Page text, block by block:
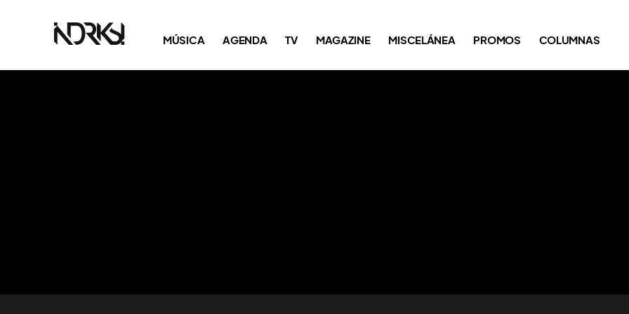
MÚSICA AGENDA TV MAGAZINE MISCELÁNEA PROMOS COLUMNAS